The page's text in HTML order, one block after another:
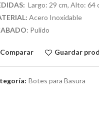
Largo: 29 cm, Alto: 64
Acero Inoxidable
: Pulido
Comparar Guardar
Botes para Basura